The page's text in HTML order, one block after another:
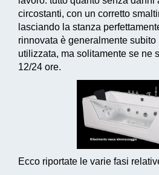
circostanti, con un corretto
lasciando la stanza
rinnovata è generalmente
utilizzata, ma solitamente se ne
12/24 ore.
Ecco riportate le varie fasi